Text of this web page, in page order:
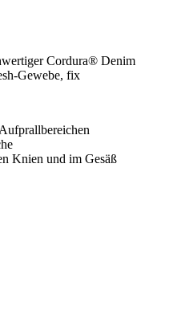
Cordura® Denim
Gewebe, fix
Knien und im Gesäß